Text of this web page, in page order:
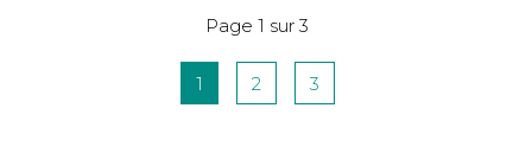
Page 1 sur 3
1 2 3